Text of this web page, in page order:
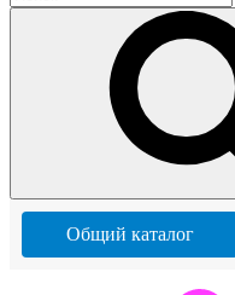
Общий каталог